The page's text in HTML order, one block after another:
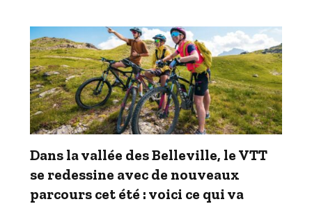
Dans la vallée des Belleville, le VTT
se redessine avec de nouveaux
parcours cet été : voici ce qui va